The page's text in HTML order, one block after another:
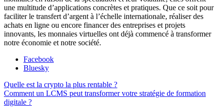
une multitude d’applications concrètes et pratiques. Que ce soit pour
faciliter le transfert d’argent à l’échelle internationale, réaliser des
achats en ligne ou encore financer des entreprises et projets
innovants, les monnaies virtuelles ont déjà commencé à transformer
notre économie et notre société.
Partager
"Quels
sont
les
Facebook
Bluesky
Navigation
de
Publication
précédente :
Quelle est la crypto la plus rentable ?
Publication
suivante :
Comment un LCMS peut transformer votre stratégie de formation
digitale ?